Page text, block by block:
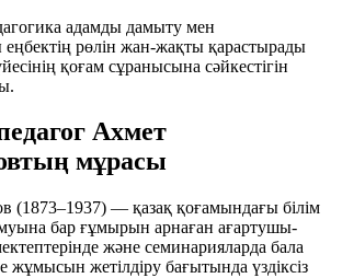
адамды дамыту мен
рөлін жан-жақты қарастырады
қоғам сұранысына сәйкестігін
Ахмет
мұрасы
(1873–1937) — қазақ қоғамындағы білім
бар ғұмырын арнаған ағартушы-
және семинарияларда бала
жұмысын жетілдіру бағытында үздіксіз